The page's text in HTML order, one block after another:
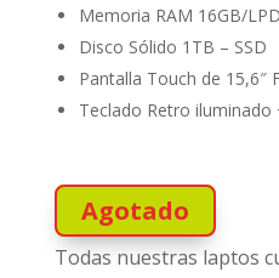
Memoria RAM 16GB/
Disco Sólido 1TB – SSD
Pantalla Touch de 15,6″
Teclado Retro
Agotado
Todas nuestras laptos